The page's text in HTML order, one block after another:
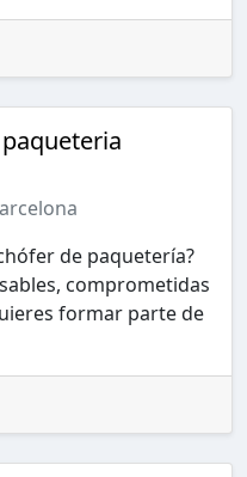
de paquetería?
comprometidas
formar parte de